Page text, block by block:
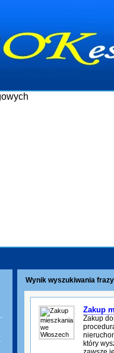
Wynik wyszukiwania
Zakup
Zakup
który